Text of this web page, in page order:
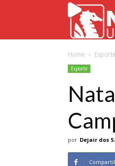
Home Esporte
Esporte
por Dejair dos